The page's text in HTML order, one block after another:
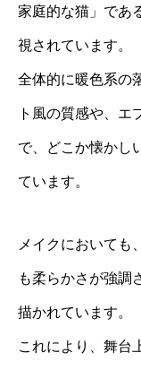
家庭的な猫」であ
視されています。
全体的に暖色系の
ト風の質感や、エ
で、どこか懐かし
ています。
メイクにおいても
も柔らかさが強調
描かれています。
これにより、舞台